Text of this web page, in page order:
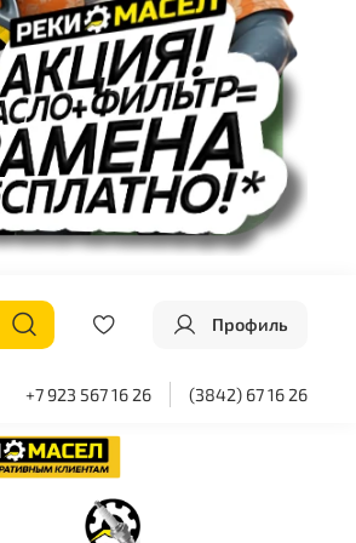
Профиль
+7 923 567 16 26 (3842) 67 16 26